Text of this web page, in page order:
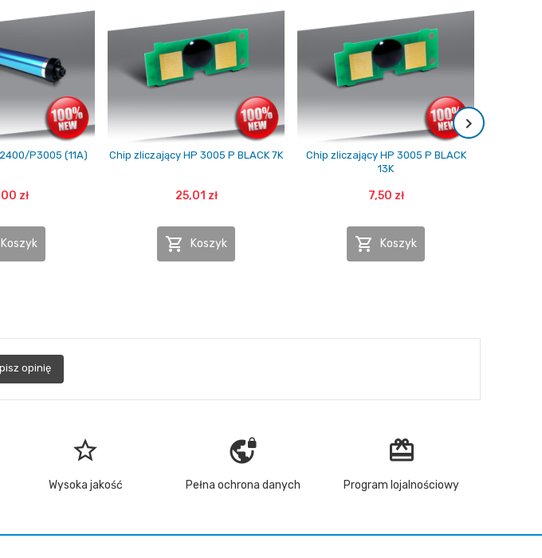
P3005 (11A)
zł
Koszyk
Chip zliczający HP 3005 P BLACK 7K
25,01 zł
 Koszyk
Chip zliczający HP 3005 P BLACK
13K
7,50 zł
 Koszyk
opinię
star_border
Wysoka jakość
vpn_lock
Pełna ochrona danych
redeem
Program lojalnościowy